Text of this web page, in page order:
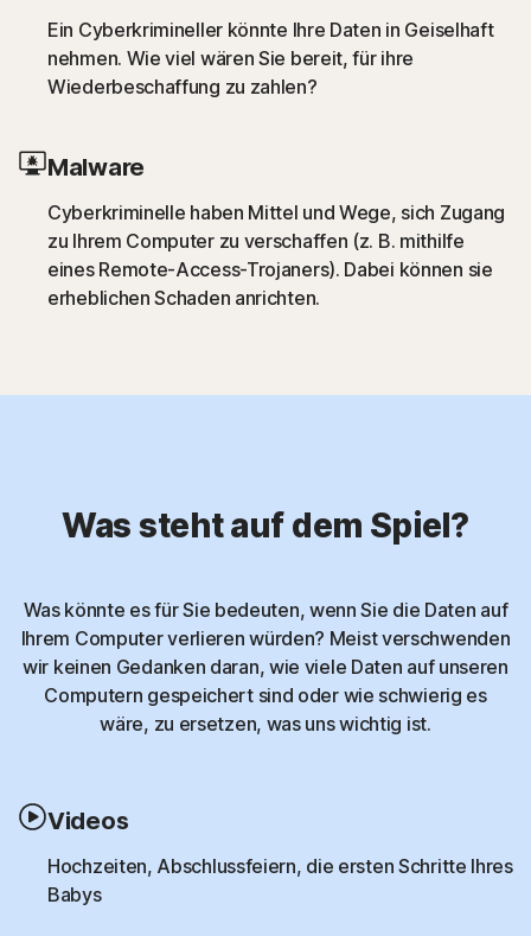
Ein Cyberkrimineller könnte Ihre Daten in Geiselhaft
nehmen. Wie viel wären Sie bereit, für ihre
Wiederbeschaffung zu zahlen?
Malware
Cyberkriminelle haben Mittel und Wege, sich Zugang
zu Ihrem Computer zu verschaffen (z. B. mithilfe
eines Remote-Access-Trojaners). Dabei können sie
erheblichen Schaden anrichten.
Was steht auf dem Spiel?
Was könnte es für Sie bedeuten, wenn Sie die Daten auf
Ihrem Computer verlieren würden? Meist verschwenden
wir keinen Gedanken daran, wie viele Daten auf unseren
Computern gespeichert sind oder wie schwierig es
wäre, zu ersetzen, was uns wichtig ist.
Videos
Hochzeiten, Abschlussfeiern, die ersten Schritte Ihres
Babys